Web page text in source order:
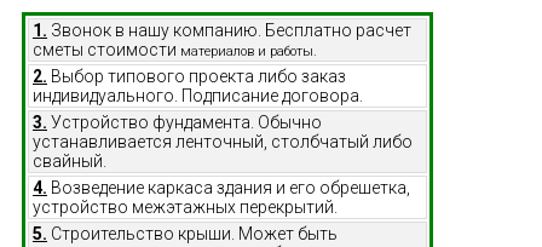
1. Звонок в нашу компанию. Бесплатно расчет
сметы стоимости материалов и работы.
2. Выбор типового проекта либо заказ
индивидуального. Подписание договора.
3. Устройство фундамента. Обычно
устанавливается ленточный, столбчатый либо
свайный.
4. Возведение каркаса здания и его обрешетка,
устройство межэтажных перекрытий.
5. Строительство крыши. Может быть